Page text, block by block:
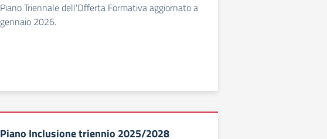
Piano Triennale dell'Offerta Formativa aggiornato a
gennaio 2026.
Piano Inclusione triennio 2025/2028